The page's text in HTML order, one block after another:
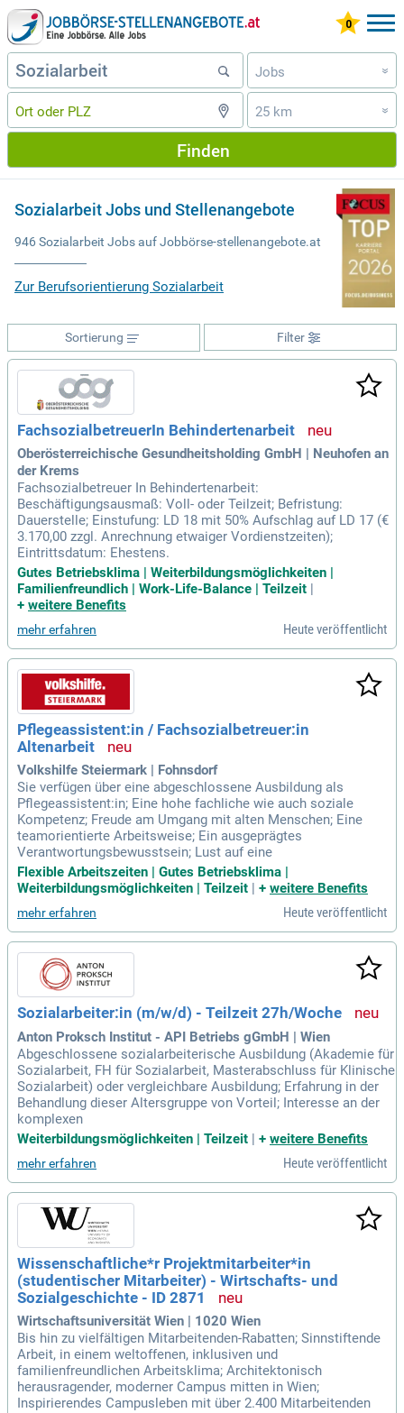
Jobs »
25 km »
Finden
Sozialarbeit Jobs und Stellenangebote
946 Sozialarbeit Jobs auf Jobbörse-stellenangebote.at
Zur Berufsorientierung Sozialarbeit
Filter
Sortierung
FachsozialbetreuerIn Behindertenarbeit
Oberösterreichische Gesundheitsholding GmbH | Neuhofen an
der Krems
Fachsozialbetreuer In Behindertenarbeit:
Beschäftigungsausmaß: Voll- oder Teilzeit; Befristung:
Dauerstelle; Einstufung: LD 18 mit 50% Aufschlag auf LD 17 (€
3.170,00 zzgl. Anrechnung etwaiger Vordienstzeiten);
Eintrittsdatum: Ehestens.
Gutes Betriebsklima | Weiterbildungsmöglichkeiten |
Familienfreundlich | Work-Life-Balance | Teilzeit |
+ weitere Benefits
mehr erfahren Heute veröffentlicht
Pflegeassistent:in / Fachsozialbetreuer:in
Altenarbeit
Volkshilfe Steiermark | Fohnsdorf
Sie verfügen über eine abgeschlossene Ausbildung als
Pflegeassistent:in; Eine hohe fachliche wie auch soziale
Kompetenz; Freude am Umgang mit alten Menschen; Eine
teamorientierte Arbeitsweise; Ein ausgeprägtes
Verantwortungsbewusstsein; Lust auf eine
Flexible Arbeitszeiten | Gutes Betriebsklima |
Weiterbildungsmöglichkeiten | Teilzeit
+ weitere Benefits
mehr erfahren Heute veröffentlicht
Sozialarbeiter:in (m/w/d) - Teilzeit 27h/Woche
Anton Proksch Institut - API Betriebs gGmbH | Wien
Abgeschlossene sozialarbeiterische Ausbildung (Akademie für
Sozialarbeit, FH für Sozialarbeit, Masterabschluss für Klinische
Sozialarbeit) oder vergleichbare Ausbildung; Erfahrung in der
Behandlung dieser Altersgruppe von Vorteil; Interesse an der
komplexen
Weiterbildungsmöglichkeiten | Teilzeit | + weitere Benefits
mehr erfahren Heute veröffentlicht
Wissenschaftliche*r Projektmitarbeiter*in
(studentischer Mitarbeiter) - Wirtschafts- und
Sozialgeschichte - ID 2871
Wirtschaftsuniversität Wien | 1020 Wien
Bis hin zu vielfältigen Mitarbeitenden-Rabatten; Sinnstiftende
Arbeit, in einem weltoffenen, inklusiven und
familienfreundlichen Arbeitsklima; Architektonisch
herausragender, moderner Campus mitten in Wien;
Inspirierendes Campusleben mit über 2.400 Mitarbeitenden